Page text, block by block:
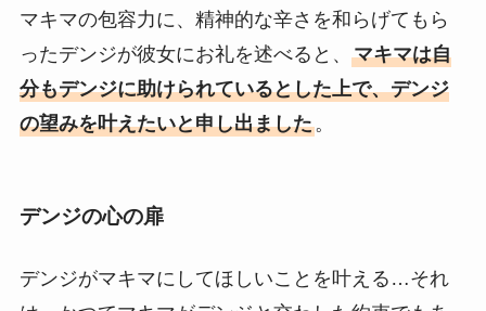
マキマの包容力に、精神的な辛さを和らげてもら
ったデンジが彼女にお礼を述べると、 マキマは自
分もデンジに助けられているとした上で、デンジ
の望みを叶えたいと申し出ました。
デンジの心の扉
デンジがマキマにしてほしいことを叶える…それ